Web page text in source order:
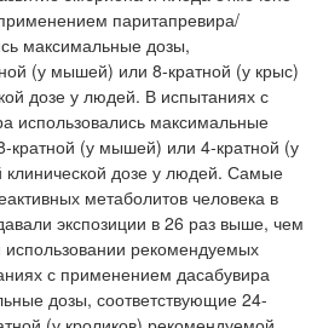
паритапревира/
максимальные дозы,
(у мышей) или 8-кратной (у крыс)
дозе у людей. В испытаниях с
использовались максимальные
кратной (у мышей) или 4-кратной (у
клинической дозе у людей. Самые
метаболитов человека в
экспозиции в 26 раз выше, чем
использовании рекомендуемых
с применением дасабувира
дозы, соответствующие 24-